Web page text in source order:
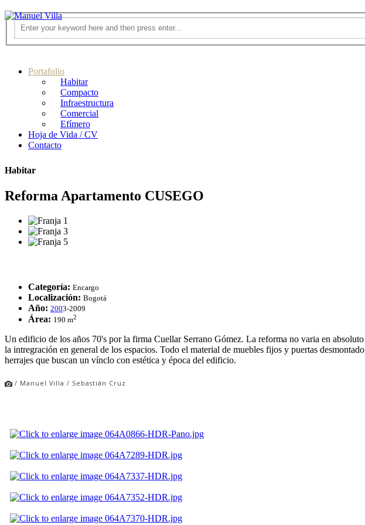
Portafolio
Habitar
Compacto
Infraestructura
Comercial
Efímero
Hoja de Vida / CV
Contacto
Habitar
Reforma Apartamento CUSEGO
Categoría: Encargo
Localización: Bogotá
Año: 2003-2009
Área: 190 m2
Un edificio de los años 70's por la firma Cuellar Serrano Gómez. La reforma no varia en
la intregración en general de los espacios. Todo el material de muebles fijos y puertas
herrajes que buscan un vínclo con estética y época del edificio.
/ Manuel Villa / Sebastián Cruz